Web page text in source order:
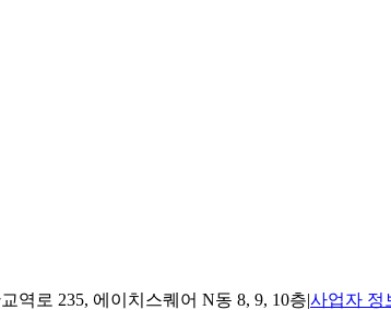
역로 235, 에이치스퀘어 N동 8, 9, 10층|사업자 정